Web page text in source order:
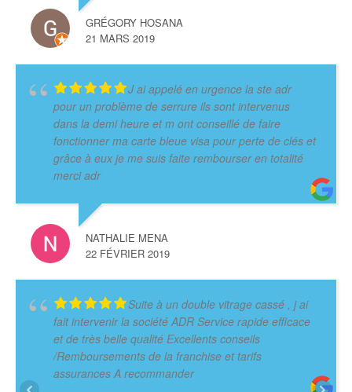
GRÉGORY HOSANA
21 MARS 2019
J ai appelé en urgence la ste adr
pour un problème de serrure ils sont intervenus
dans la demi heure et m ont conseillé de faire
fonctionner ma carte bleue visa pour perte de clés et
grâce à eux je me suis faite rembourser en totalité
merci adr
NATHALIE MENA
22 FÉVRIER 2019
Suite à un double vitrage cassé , j ai
fait intervenir la société ADR Service rapide efficace
et de très belle qualité Excellents conseils
/Remboursements de la franchise et tarifs
assurances A recommander